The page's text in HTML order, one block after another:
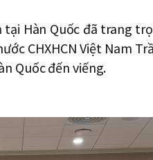
tại Hàn Quốc đã trang
CHXHCN Việt Nam
Quốc đến viếng.